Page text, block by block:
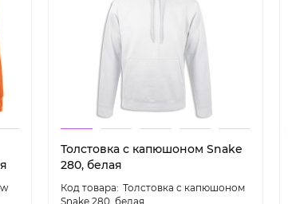
Толстовка с капюшоном Snake
280, белая
Толстовка с капюшоном
Snake 280, белая